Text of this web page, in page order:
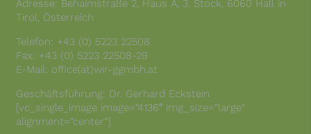
Adresse: Behaimstraße 2, Haus A, 3. Stock, 6060 Hall in
Tirol, Österreich
Telefon: +43 (0) 5223 22508
Fax: +43 (0) 5223 22508-29
E-Mail: office(at)wir-ggmbh.at
Geschäftsführung: Dr. Gerhard Eckstein
[vc_single_image image=“4136″ img_size=“large“
alignment=“center“]